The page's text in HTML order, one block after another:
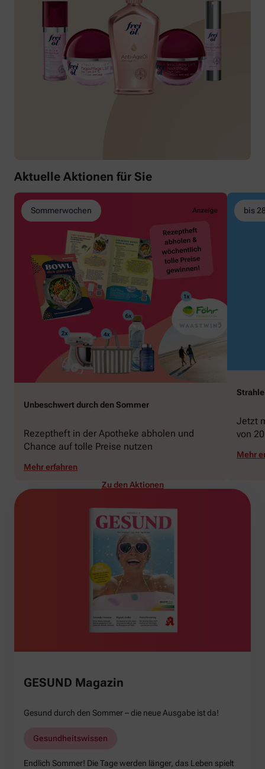
Aktuelle Aktionen für Sie
Sommerwochen
Unbeschwert durch den Sommer
Rezeptheft in der Apotheke abholen und
Chance auf tolle Preise nutzen
Mehr erfahren
bis
Jetzt
von
Mehr
Zu den Aktionen
GESUND Magazin
Gesund durch den Sommer – die neue Ausgabe ist da!
Gesundheitswissen
Endlich Sommer! Die Tage werden länger, das Leben spielt